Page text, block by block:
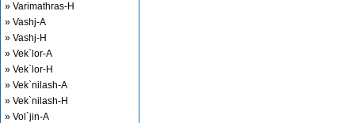
» Varimathras-H
» Vashj-A
» Vashj-H
» Vek`lor-A
» Vek`lor-H
» Vek`nilash-A
» Vek`nilash-H
» Vol`jin-A